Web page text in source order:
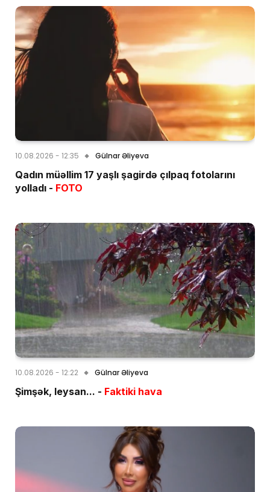
10.08.2026 - 12:35 Gülnar Əliyeva
Qadın müəllim 17 yaşlı şagirdə çılpaq fotolarını
yolladı - FOTO
10.08.2026 - 12:22 Gülnar Əliyeva
Şimşək, leysan... - Faktiki hava